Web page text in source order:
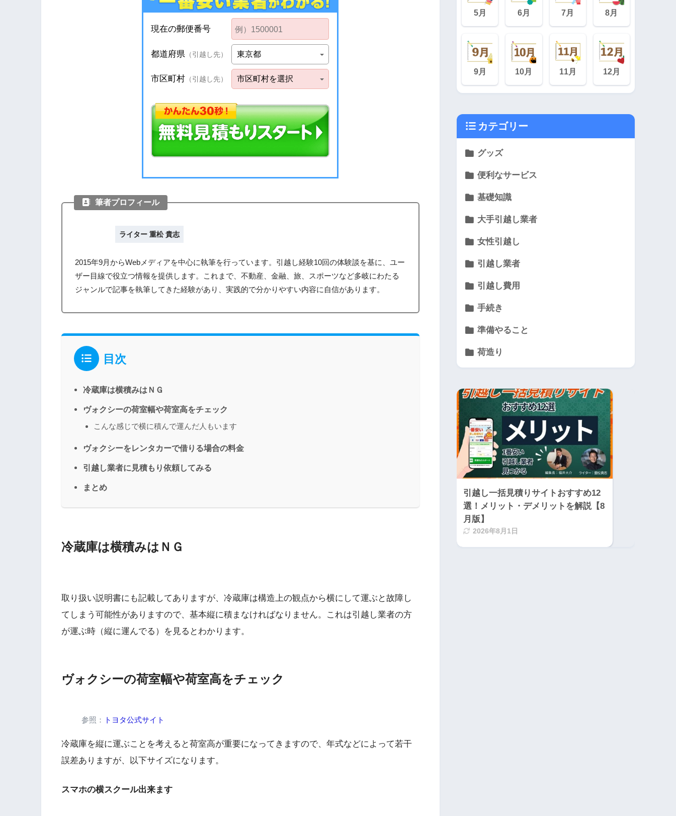
筆者プロフィール
ライター 重松 貴志
2015年9月からWebメディアを中心に執筆を行っています。引越し経験10回の体験談を基に、ユー
ザー目線で役立つ情報を提供します。これまで、不動産、金融、旅、スポーツなど多岐にわたる
ジャンルで記事を執筆してきた経験があり、実践的で分かりやすい内容に自信があります。
目次
冷蔵庫は横積みはＮＧ
ヴォクシーの荷室幅や荷室高をチェック
こんな感じで横に積んで運んだ人もいます
ヴォクシーをレンタカーで借りる場合の料金
引越し業者に見積もり依頼してみる
まとめ
冷蔵庫は横積みはＮＧ
取り扱い説明書にも記載してありますが、冷蔵庫は構造上の観点から横にして運ぶと故障し
てしまう可能性がありますので、基本縦に積まなければなりません。これは引越し業者の方
が運ぶ時（縦に運んでる）を見るとわかります。
ヴォクシーの荷室幅や荷室高をチェック
参照： トヨタ公式サイト
冷蔵庫を縦に運ぶことを考えると荷室高が重要になってきますので、年式などによって若干
誤差ありますが、以下サイズになります。
スマホの横スクール出来ます
5月 6月 7月 8月
9月 10月 11月 12月
カテゴリー
グッズ
便利なサービス
基礎知識
大手引越し業者
女性引越し
引越し業者
引越し費用
手続き
準備やること
荷造り
引越し一括見積りサイトおすすめ12
選！メリット・デメリットを解説【8
月版】
2026年8月1日